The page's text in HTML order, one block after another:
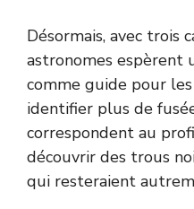
Désormais, avec trois
astronomes espèrent
comme guide pour
identifier plus de
correspondent au
découvrir des trous
qui resteraient